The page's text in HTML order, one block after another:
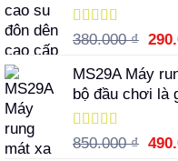
Được xếp
sao
380.000₫ Giá
là:
MS29A Máy
bộ đầu chơi là
Được xếp
850.000₫ Giá